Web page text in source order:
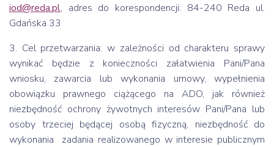
iod@reda.pl, adres do korespondencji: 84-240 Reda ul.
Gdańska 33
3. Cel przetwarzania: w zależności od charakteru sprawy
wynikać będzie z konieczności załatwienia Pani/Pana
wniosku, zawarcia lub wykonania umowy, wypełnienia
obowiązku prawnego ciążącego na ADO, jak również
niezbędność ochrony żywotnych interesów Pani/Pana lub
osoby trzeciej będącej osobą fizyczną, niezbędność do
wykonania zadania realizowanego w interesie publicznym